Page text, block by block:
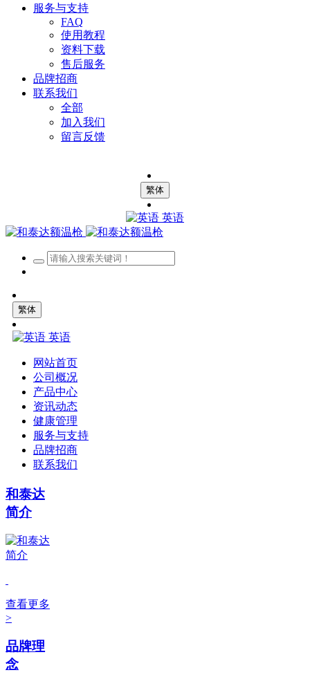
服务与支持
FAQ
使用教程
资料下载
售后服务
品牌招商
联系我们
全部
加入我们
留言反馈
繁体
英语
繁体
英语
网站首页
公司概况
产品中心
资讯动态
健康管理
服务与支持
品牌招商
联系我们
和泰达
简介
查看更多
>
品牌理
念